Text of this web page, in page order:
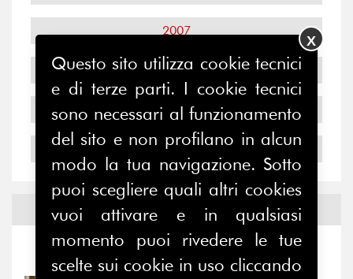
2007
2006
2005
2004
Notizie ed Eventi
Notizie
Questo sito utilizza cookie tecnici
e di terze parti. I cookie tecnici
sono necessari al funzionamento
del sito e non profilano in alcun
modo la tua navigazione. Sotto
puoi scegliere quali altri cookies
vuoi attivare e in qualsiasi
momento puoi rivedere le tue
scelte sui cookie in uso cliccando
X